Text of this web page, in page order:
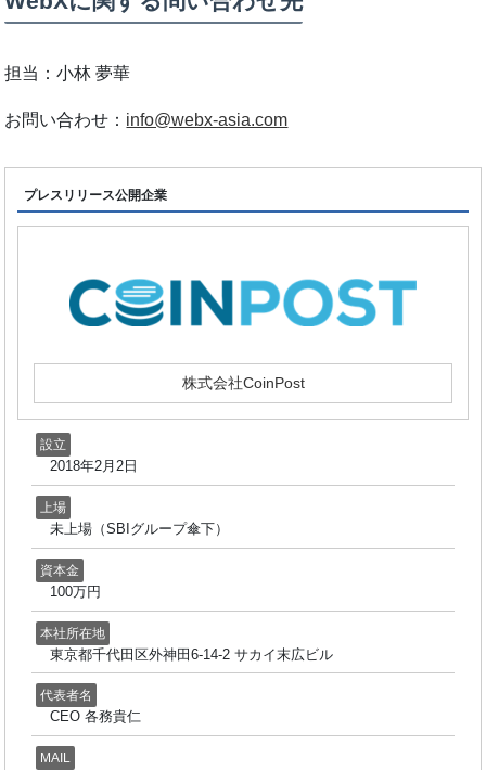
担当：小林 夢華
お問い合わせ： info@webx-asia.com
プレスリリース公開企業
株式会社CoinPost
設立
2018年2月2日
上場
未上場（SBIグループ傘下）
資本金
100万円
本社所在地
東京都千代田区外神田6-14-2 サカイ末広ビル
代表者名
CEO 各務貴仁
MAIL